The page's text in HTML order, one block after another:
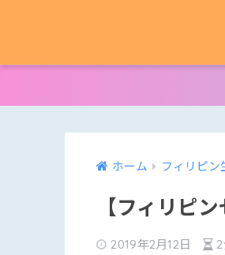
ホーム フィリピン
【フィリピ
2019年2月12日